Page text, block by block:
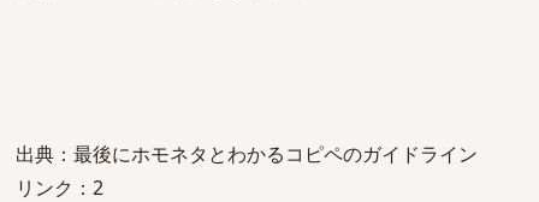
出典：最後にホモネタとわかるコピペのガイドライン
リンク：2